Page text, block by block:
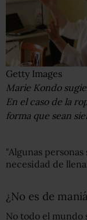
Getty Images
Marie Kondo
En el caso de la
forma que sean
"Algunas
necesidad de
¿No es de
No todo el mundo